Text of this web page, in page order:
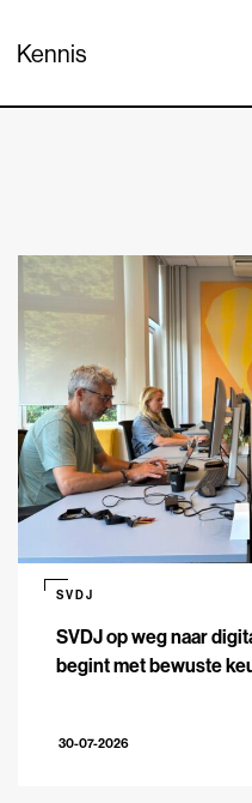
Kennis
SVDJ op weg naar
begint met bewuste
SVDJ
30-07-2026